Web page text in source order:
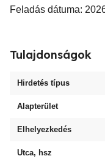
Feladás dátuma:
Tulajdonságok
Hirdetés típus
Alapterület
Elhelyezkedés
Utca, hsz